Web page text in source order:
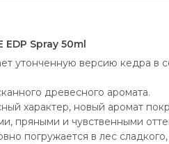
EDP Spray 50ml
утонченную версию кедра в
древесного аромата.
характер, новый аромат
пряными и чувственными
погружается в лес